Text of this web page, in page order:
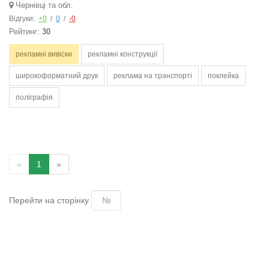
Чернівці та обл.
Відгуки: +0 / 0 / -0
Рейтинг: 30
рекламні вивіски рекламні конструкції
широкоформатний друк реклама на транспорті поклейка
поліграфія
« 1 »
Перейти на сторінку